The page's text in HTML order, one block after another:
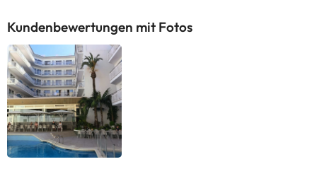
Kundenbewertungen mit Fotos